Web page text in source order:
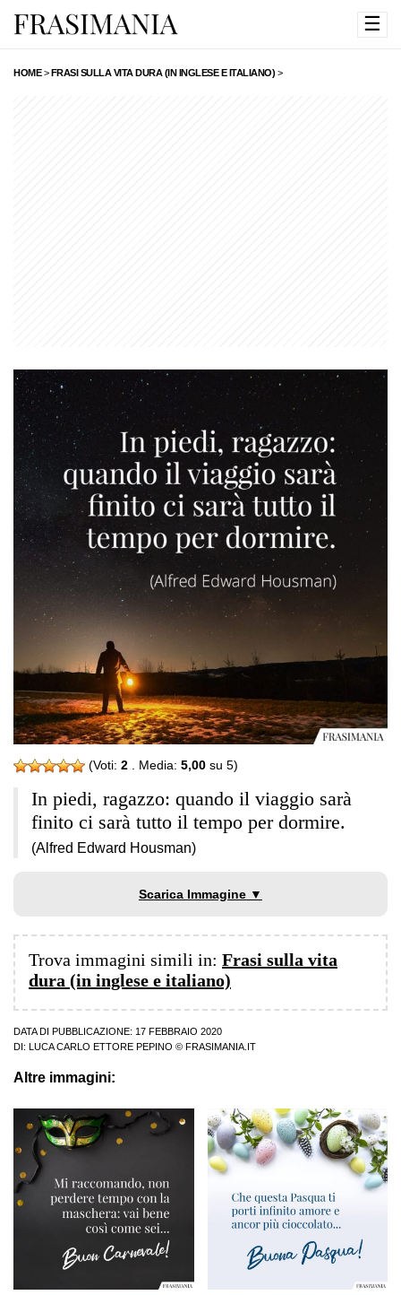
☰
HOME>FRASI SULLA VITA DURA (IN INGLESE E ITALIANO) >
(Voti: 2 . Media: 5,00 su 5)
In piedi, ragazzo: quando il viaggio sarà
finito ci sarà tutto il tempo per dormire.
(Alfred Edward Housman)
Scarica Immagine ▼
Trova immagini simili in: Frasi sulla vita
dura (in inglese e italiano)
DATA DI PUBBLICAZIONE: 17 FEBBRAIO 2020
DI:
LUCA CARLO ETTORE PEPINO © FRASIMANIA.IT
Altre immagini: